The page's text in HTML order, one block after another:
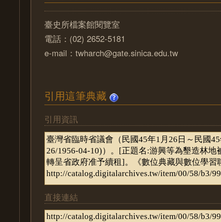
臺史所檔案館閱覽室
電話：(02) 2652-5181
e-mail：twharch@gate.sinica.edu.tw
引用這筆典藏
引用資訊
直接連結